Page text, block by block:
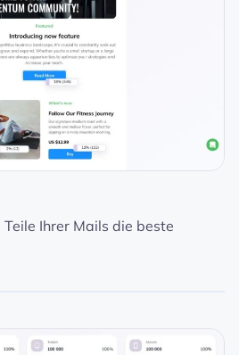
Ihrer Mails die beste